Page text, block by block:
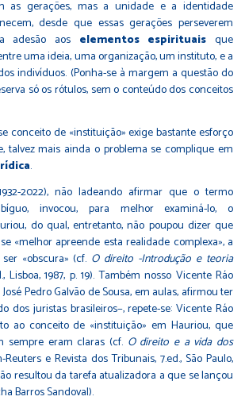
as gerações, mas a unidade e a identidade
desde que essas gerações perseverem
adesão aos elementos espirituais que
uma ideia, uma organização, um instituto, e a
indivíduos. (Ponha-se à margem a questão do
só os rótulos, sem o conteúdo dos conceitos
conceito de «instituição» exige bastante esforço
talvez mais ainda o problema se complique em
.
2022), não ladeando afirmar que o termo
invocou, para melhor examiná-lo, o
do qual, entretanto, não poupou dizer que
«melhor apreende esta realidade complexa», a
«obscura» (cf. O direito -Introdução e teoria
Lisboa, 1987, p. 19). Também nosso Vicente Ráo
Pedro Galvão de Sousa, em aulas, afirmou ter
dos juristas brasileiros−, repete-se: Vicente Ráo
ao conceito de «instituição» em Hauriou, que
sempre eram claras (cf. O direito e a vida dos
e Revista dos Tribunais, 7.ed., São Paulo,
resultou da tarefa atualizadora a que se lançou
Barros Sandoval).